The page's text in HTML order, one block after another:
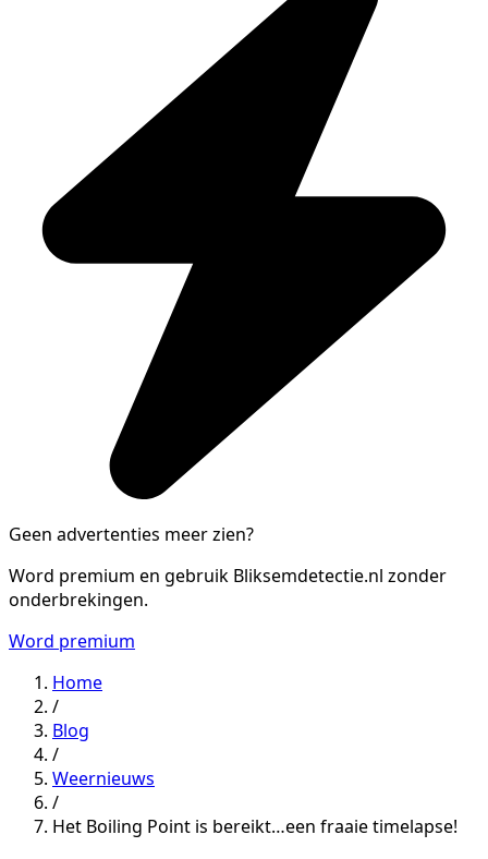
Geen advertenties meer zien?
Word premium en gebruik Bliksemdetectie.nl zonder
onderbrekingen.
Word premium
Home
/
Blog
/
Weernieuws
/
Het Boiling Point is bereikt…een fraaie timelapse!